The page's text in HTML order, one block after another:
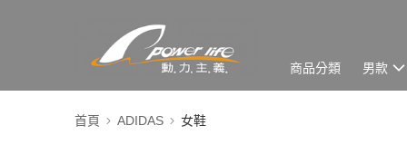
商品分類 男款
首頁 ADIDAS 女鞋